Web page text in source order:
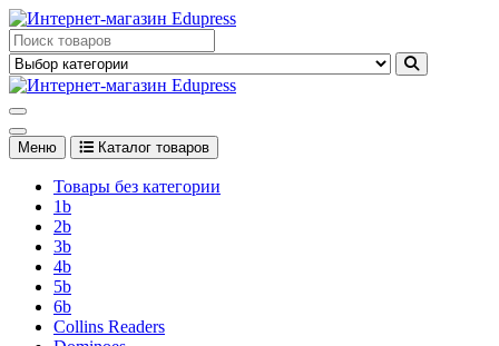
Перейти
к
содержимому
Edupress Uzbekistan, Edupress Узбекистан, книги, учебники на
английском языке
английском языке
Меню Каталог товаров
Товары без категории
1b
2b
3b
4b
5b
6b
Collins Readers